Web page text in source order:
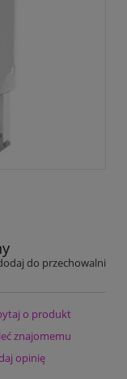
do przechowalni
o produkt
znajomemu
opinię